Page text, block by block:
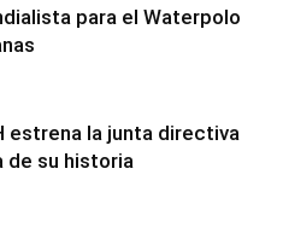
para el Waterpolo
estrena la junta directiva
de su historia